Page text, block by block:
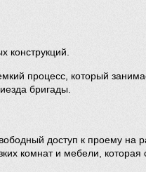
конструкций.
процесс, который
бригады.
доступ к проему на
комнат и мебели, которая